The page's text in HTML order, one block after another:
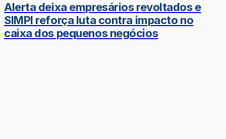
Alerta deixa empresários revoltados e
SIMPI reforça luta contra impacto no
caixa dos pequenos negócios